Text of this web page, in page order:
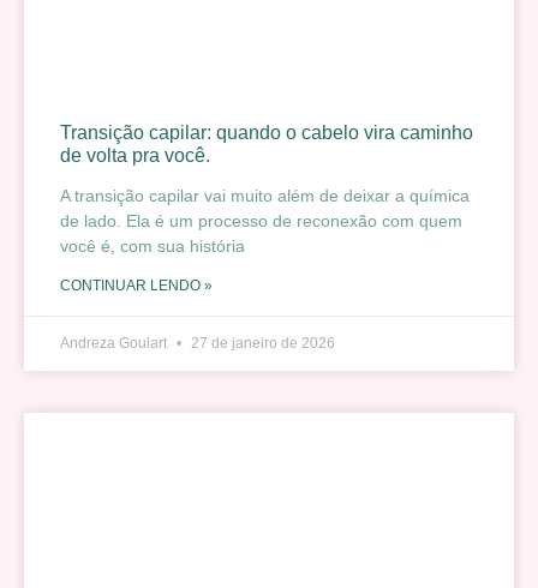
Transição capilar: quando o cabelo vira caminho
de volta pra você.
A transição capilar vai muito além de deixar a química
de lado. Ela é um processo de reconexão com quem
você é, com sua história
CONTINUAR LENDO »
Andreza Goulart 27 de janeiro de 2026